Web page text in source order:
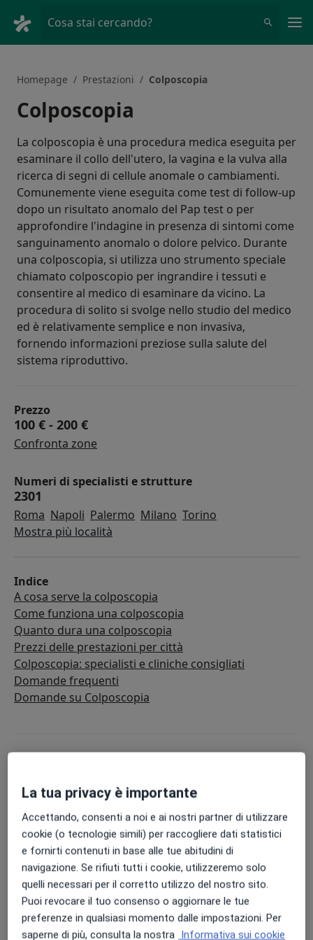
Cosa stai cercando?
Homepage Prestazioni Colposcopia
Colposcopia
La colposcopia è una procedura medica eseguita per
esaminare il collo dell'utero, la vagina e la vulva alla
ricerca di segni di cellule anomale o cambiamenti.
Comunemente viene eseguita come test di follow-up
dopo un risultato anomalo del Pap test o per
approfondire l'indagine in presenza di sintomi come
sanguinamento anomalo o dolore pelvico. Durante
una colposcopia, si utilizza uno strumento speciale
chiamato colposcopio per ingrandire i tessuti e
consentire al medico di esaminare da vicino. La
procedura di solito si svolge nello studio del medico
ed è relativamente semplice e non invasiva,
fornendo informazioni preziose sulla salute del
sistema riproduttivo.
Prezzo
100 € - 200 €
Confronta zone
Numeri di specialisti e strutture
2301
Roma Napoli Palermo Milano Torino
Mostra più località
Indice
A cosa serve la colposcopia
Come funziona una colposcopia
Quanto dura una colposcopia
Prezzi delle prestazioni per città
Colposcopia: specialisti e cliniche consigliati
Domande frequenti
Domande su Colposcopia
La tua privacy è importante
Accettando, consenti a noi e ai nostri partner di utilizzare
cookie (o tecnologie simili) per raccogliere dati statistici
e fornirti contenuti in base alle tue abitudini di
navigazione. Se rifiuti tutti i cookie, utilizzeremo solo
quelli necessari per il corretto utilizzo del nostro sito.
Puoi revocare il tuo consenso o aggiornare le tue
preferenze in qualsiasi momento dalle impostazioni. Per
saperne di più, consulta la nostra Informativa sui cookie